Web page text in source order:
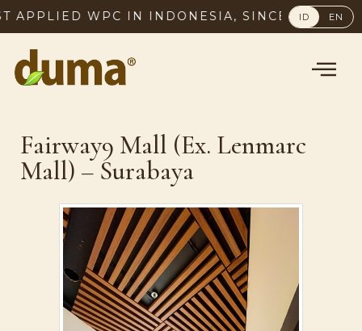
WPC IN INDONESIA, SINCE 2003
ID EN
Fairway9 Mall (Ex. Lenmarc
Mall) – Surabaya